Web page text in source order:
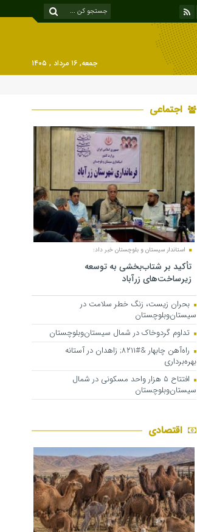
جمعه, ۱۶ مرداد , ۱۴۰۵
اجتماعی
استاندار سیستان و بلوچستان خبر داد:
تأکید بر شتاب‌بخشی به توسعه
زیرساخت‌های زرآباد
بحران زیست، زنگ خطر سلامت در
سیستان‌وبلوچستان
تداوم گردوخاک در شمال سیستان‌وبلوچستان
راه‌آهن چابهار &#۸۲۱۱; زاهدان در آستانه
بهره‌برداری
افتتاح ۵ هزار واحد مسکونی در شمال
سیستان‌وبلوچستان
اقتصادی